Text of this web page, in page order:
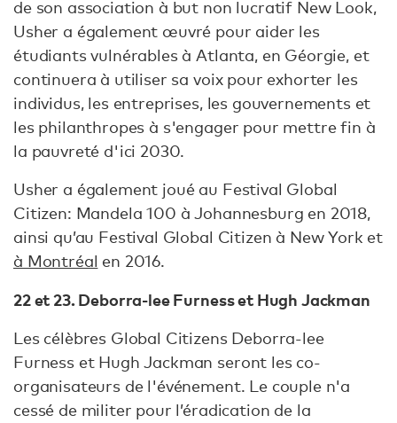
de son association à but non lucratif New Look,
Usher a également œuvré pour aider les
étudiants vulnérables à Atlanta, en Géorgie, et
continuera à utiliser sa voix pour exhorter les
individus, les entreprises, les gouvernements et
les philanthropes à s'engager pour mettre fin à
la pauvreté d'ici 2030.
Usher a également joué au Festival Global
Citizen: Mandela 100 à Johannesburg en 2018,
ainsi qu’au Festival Global Citizen à New York et
à Montréal en 2016.
22 et 23. Deborra-lee Furness et Hugh Jackman
Les célèbres Global Citizens Deborra-lee
Furness et Hugh Jackman seront les co-
organisateurs de l'événement. Le couple n'a
cessé de militer pour l’éradication de la